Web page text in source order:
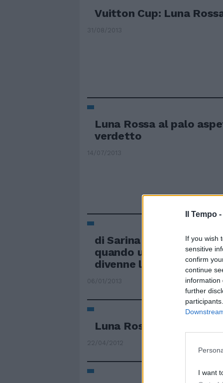
Il Tempo -
If you wish
sensitive
confirm
continue
information
further
I want
Vuitton Cup: Luna
31/08/2013
Luna Rossa al palo
verdetto
14/07/2013
di Sarina Biraghi Sei
quando una Pasqua
divenne la «Pasqua
06/01/2013
Luna Rossa trionfa a
22/04/2012